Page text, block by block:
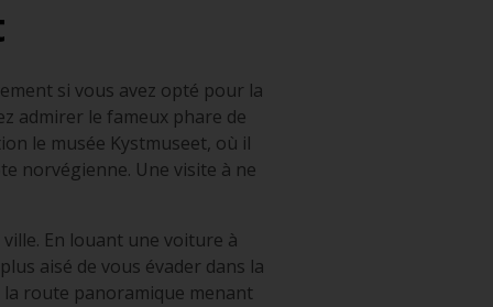
si vous avez opté pour la
admirer le fameux phare de
le musée Kystmuseet, où il
norvégienne. Une visite à ne
En louant une voiture à
aisé de vous évader dans la
route panoramique menant